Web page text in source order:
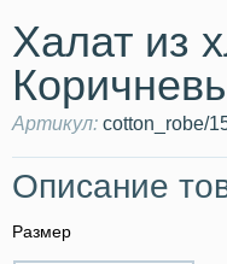
Халат из
Артикул: cotton_robe/
Описание
Размер